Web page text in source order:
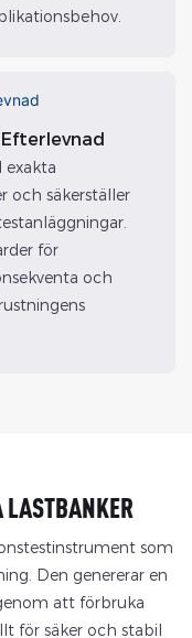
exakta
och säkerställer
för
och
LASTBANKER
som
Den genererar en
att förbruka
för säker och stabil